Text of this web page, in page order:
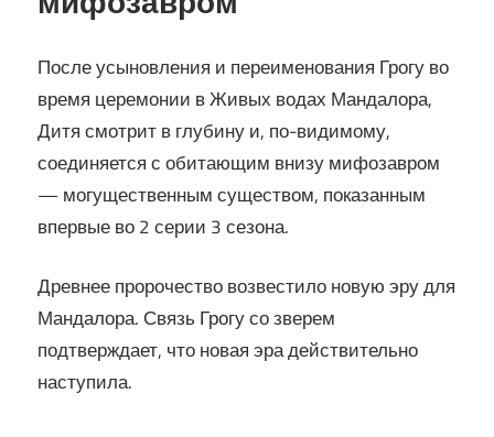
После усыновления и переименования Грогу во
время церемонии в Живых водах Мандалора,
Дитя смотрит в глубину и, по-видимому,
соединяется с обитающим внизу мифозавром
— могущественным существом, показанным
впервые во 2 серии 3 сезона.
Древнее пророчество возвестило новую эру для
Мандалора. Связь Грогу со зверем
подтверждает, что новая эра действительно
наступила.